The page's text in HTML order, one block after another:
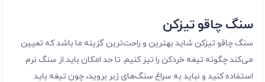
سنگ چاقو تیزکن
سنگ چاقو تیزکن شاید بهترین و راحت‌ترین گزینه ما باشد که تعیین
می‌کند چگونه تیغه خردکن را تیز کنیم. تا حد امکان باید از سنگ نرم
استفاده کنید و نباید به سراغ سنگ‌های زبر بروید، چون تیغه باید